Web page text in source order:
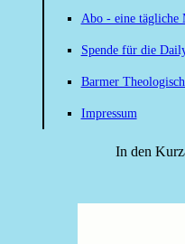
Abo - eine tägliche
Spende für die
Barmer
Impressum
In den